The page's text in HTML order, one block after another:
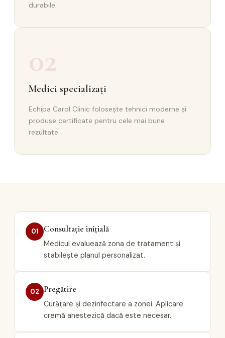
durabile.
02
Medici specializați
Echipa Carol Clinic folosește tehnici moderne și
produse certificate pentru cele mai bune
rezultate.
01 Consultație inițială
Medicul evaluează zona de tratament și
stabilește planul personalizat.
02 Pregătire
Curățare și dezinfectare a zonei. Aplicare
cremă anestezică dacă este necesar.